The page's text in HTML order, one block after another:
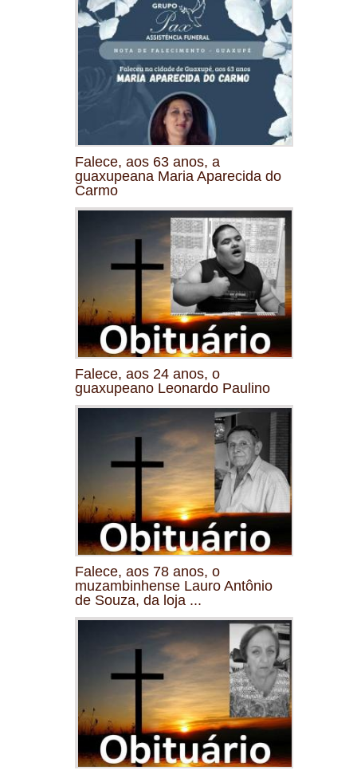
Falece, aos 63 anos, a
guaxupeana Maria Aparecida do
Carmo
Falece, aos 24 anos, o
guaxupeano Leonardo Paulino
Falece, aos 78 anos, o
muzambinhense Lauro Antônio
de Souza, da loja ...